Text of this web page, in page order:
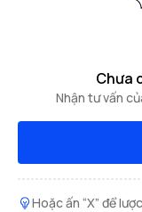
Chưa
Nhận tư vấn
Hoặc ấn “X” để